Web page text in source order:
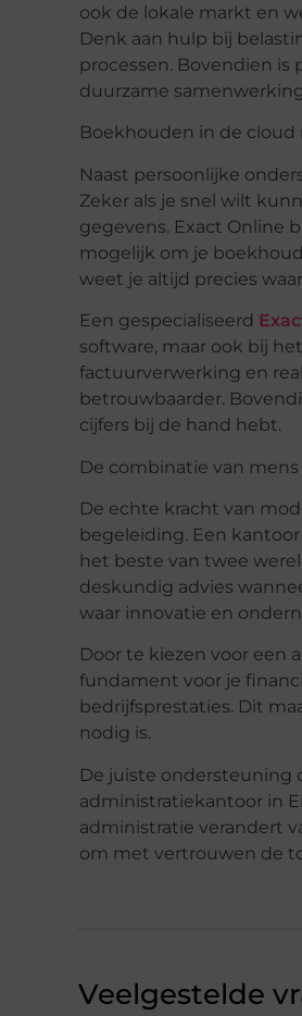
ook de lokale markt en
Denk aan hulp bij
processen. Bovendien
duurzame
Boekhouden in de cloud
Naast persoonlijke
Zeker als je snel wilt
gegevens. Exact Online
mogelijk om je
weet je altijd precies
Een gespecialiseerd
software, maar ook bij
factuurverwerking en
betrouwbaarder.
cijfers bij de hand hebt.
De combinatie van
De echte kracht van
begeleiding. Een
het beste van twee
deskundig advies
waar innovatie en
Door te kiezen voor een
fundament voor je
bedrijfsprestaties. Dit
nodig is.
De juiste ondersteuning
administratiekantoor in
administratie verandert
om met vertrouwen de
Veelgestelde